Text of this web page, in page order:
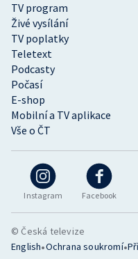
Instagram Facebook
TV program
Živé vysílání
TV poplatky
Teletext
Podcasty
Počasí
E-shop
Mobilní a TV aplikace
Vše o ČT
© Česká televize
English•Ochrana soukromí•